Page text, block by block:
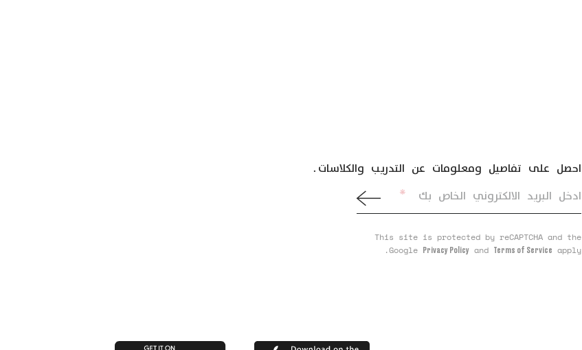
احصل على تفاصيل ومعلومات عن التدريب والكلاسات.
ادخل البريد الالكتروني الخاص بك
*
This site is protected by reCAPTCHA and the
Google Privacy Policyand Terms of Service apply.